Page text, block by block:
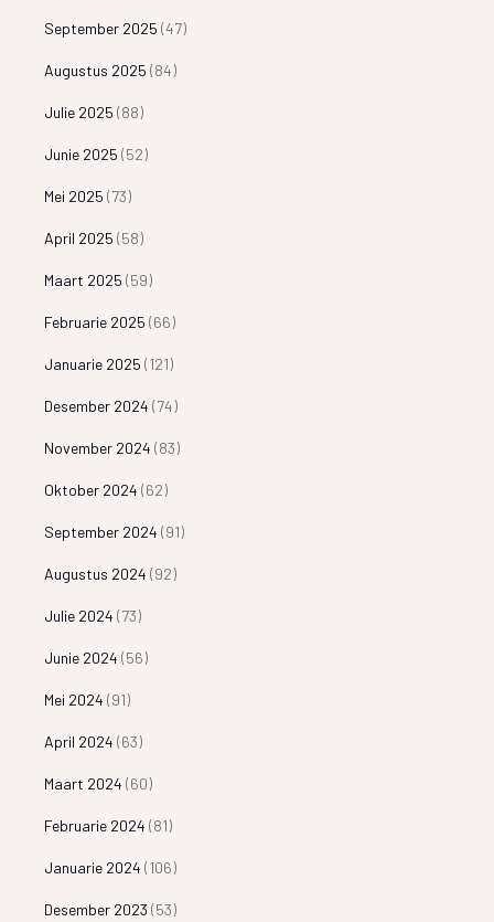
September 2025 (47)
Augustus 2025 (84)
Julie 2025 (88)
Junie 2025 (52)
Mei 2025 (73)
April 2025 (58)
Maart 2025 (59)
Februarie 2025 (66)
Januarie 2025 (121)
Desember 2024 (74)
November 2024 (83)
Oktober 2024 (62)
September 2024 (91)
Augustus 2024 (92)
Julie 2024 (73)
Junie 2024 (56)
Mei 2024 (91)
April 2024 (63)
Maart 2024 (60)
Februarie 2024 (81)
Januarie 2024 (106)
Desember 2023 (53)